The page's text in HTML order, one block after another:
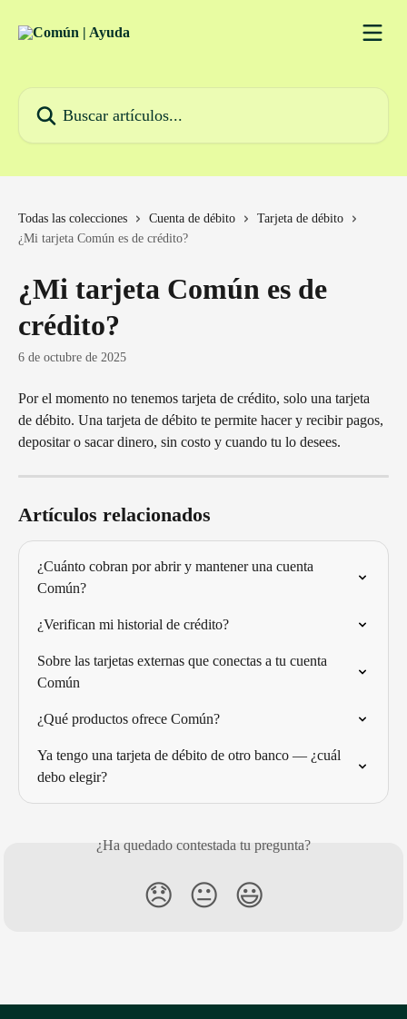
Todas las colecciones Cuenta de débito
Tarjeta de débito
¿Mi tarjeta Común es de crédito?
¿Mi tarjeta Común es de
crédito?
6 de octubre de 2025
Por el momento no tenemos tarjeta de crédito, solo una tarjeta
de débito. Una tarjeta de débito te permite hacer y recibir pagos,
depositar o sacar dinero, sin costo y cuando tu lo desees.
Artículos relacionados
¿Cuánto cobran por abrir y mantener una cuenta
Común?
¿Verifican mi historial de crédito?
Sobre las tarjetas externas que conectas a tu cuenta
Común
¿Qué productos ofrece Común?
Ya tengo una tarjeta de débito de otro banco — ¿cuál
debo elegir?
¿Ha quedado contestada tu pregunta?
😞 😐 😃